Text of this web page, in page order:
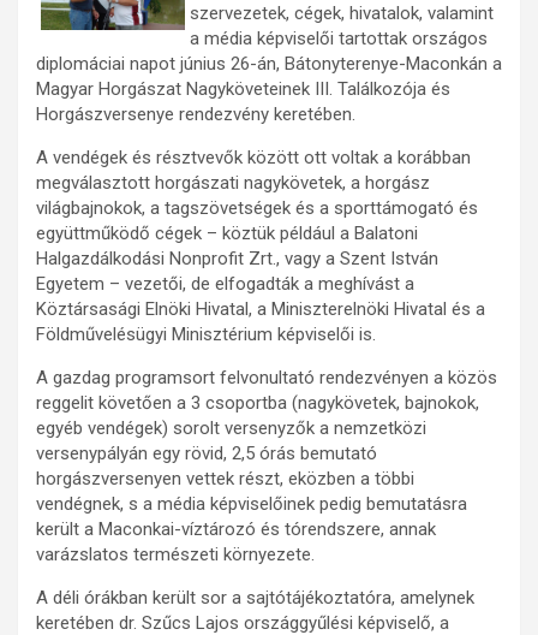
szervezetek, cégek, hivatalok, valamint
a média képviselői tartottak országos
diplomáciai napot június 26-án, Bátonyterenye-Maconkán a
Magyar Horgászat Nagyköveteinek III. Találkozója és
Horgászversenye rendezvény keretében.
A vendégek és résztvevők között ott voltak a korábban
megválasztott horgászati nagykövetek, a horgász
világbajnokok, a tagszövetségek és a sporttámogató és
együttműködő cégek – köztük például a Balatoni
Halgazdálkodási Nonprofit Zrt., vagy a Szent István
Egyetem – vezetői, de elfogadták a meghívást a
Köztársasági Elnöki Hivatal, a Miniszterelnöki Hivatal és a
Földművelésügyi Minisztérium képviselői is.
A gazdag programsort felvonultató rendezvényen a közös
reggelit követően a 3 csoportba (nagykövetek, bajnokok,
egyéb vendégek) sorolt versenyzők a nemzetközi
versenypályán egy rövid, 2,5 órás bemutató
horgászversenyen vettek részt, eközben a többi
vendégnek, s a média képviselőinek pedig bemutatásra
került a Maconkai-víztározó és tórendszere, annak
varázslatos természeti környezete.
A déli órákban került sor a sajtótájékoztatóra, amelynek
keretében dr. Szűcs Lajos országgyűlési képviselő, a